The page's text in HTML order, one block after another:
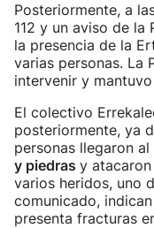
Posteriormente, a
112 y un aviso de la
la presencia de la
varias personas. La
intervenir y
El colectivo
posteriormente, ya
personas llegaron
y piedras y
varios heridos, uno
comunicado,
presenta fracturas